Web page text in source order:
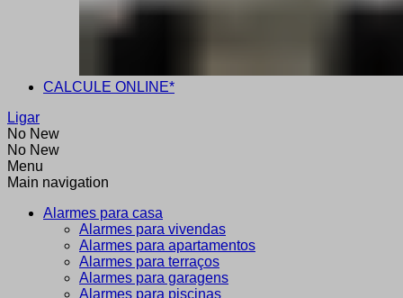
CALCULE ONLINE*
Ligar
No New
No New
Menu
Main navigation
Alarmes para casa
Alarmes para vivendas
Alarmes para apartamentos
Alarmes para terraços
Alarmes para garagens
Alarmes para piscinas